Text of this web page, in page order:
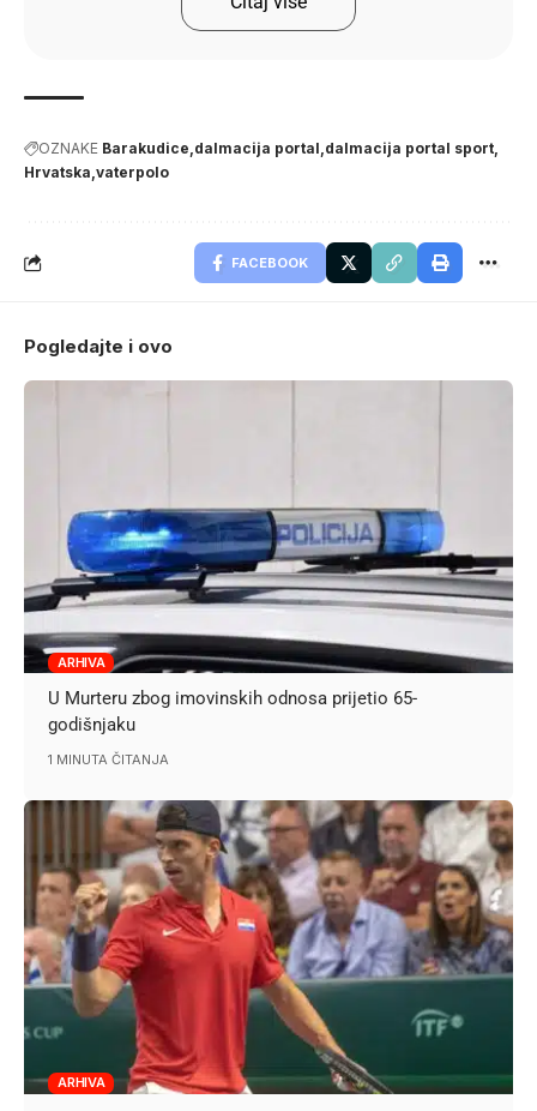
OZNAKE Barakudice dalmacija portal dalmacija portal sport
Hrvatska vaterpolo
FACEBOOK
Pogledajte i ovo
ARHIVA
U Murteru zbog imovinskih odnosa prijetio 65-
godišnjaku
1 MINUTA ČITANJA
ARHIVA